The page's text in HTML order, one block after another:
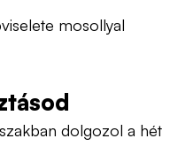
mosollyal
dolgozol a hét